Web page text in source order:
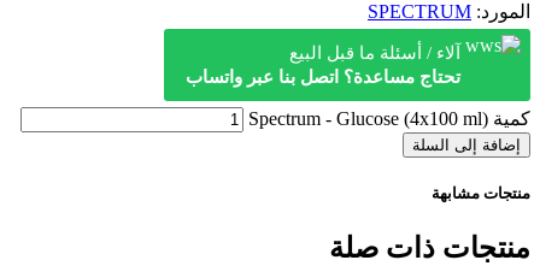
المورد: SPECTRUM
آلاء / أسئلة ما قبل البيع
تحتاج مساعدة؟ اتصل بنا عبر واتساب
كمية Spectrum - Glucose (4x100 ml)
إضافة إلى السلة
منتجات مشابهة
منتجات ذات صلة